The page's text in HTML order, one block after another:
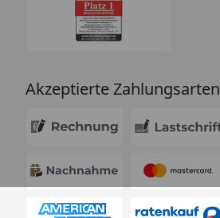
Akzeptierte Zahlungsarten